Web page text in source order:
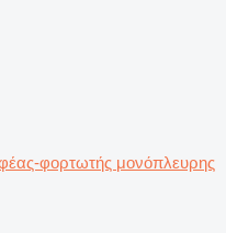
φορτωτής μονόπλευρης